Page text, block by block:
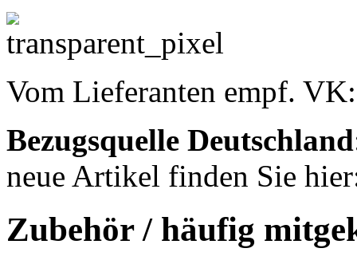
Vom Lieferanten empf.
Bezugsquelle Deutschland
neue Artikel finden Sie
Zubehör / häufig